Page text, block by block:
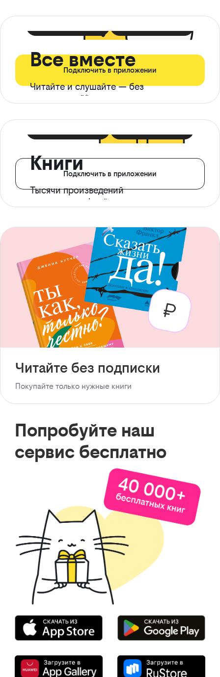
Все вместе
Читайте и слушайте — без
ограничений*
Подключить в приложении
Книги
Тысячи произведений
с доступом офлайн
Подключить в приложении
Читайте без подписки
Покупайте только нужные книги
Попробуйте наш
сервис бесплатно